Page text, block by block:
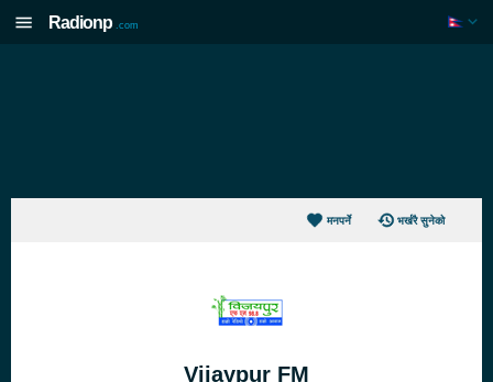
Radionp .com
मनपर्ने भर्खरै सुनेको
Vijaypur FM